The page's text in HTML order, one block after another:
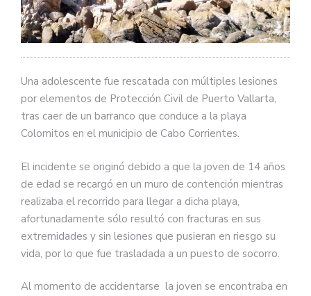
Una adolescente fue rescatada con múltiples lesiones
por elementos de Protección Civil de Puerto Vallarta,
tras caer de un barranco que conduce a la playa
Colomitos en el municipio de Cabo Corrientes.
El incidente se originó debido a que la joven de 14 años
de edad se recargó en un muro de contención mientras
realizaba el recorrido para llegar a dicha playa,
afortunadamente sólo resultó con fracturas en sus
extremidades y sin lesiones que pusieran en riesgo su
vida, por lo que fue trasladada a un puesto de socorro.
Al momento de accidentarse la joven se encontraba en